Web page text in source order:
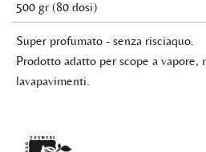
500 gr (80 dosi)
Super profumato - senza risciaquo.
Prodotto adatto per scope a
lavapavimenti.